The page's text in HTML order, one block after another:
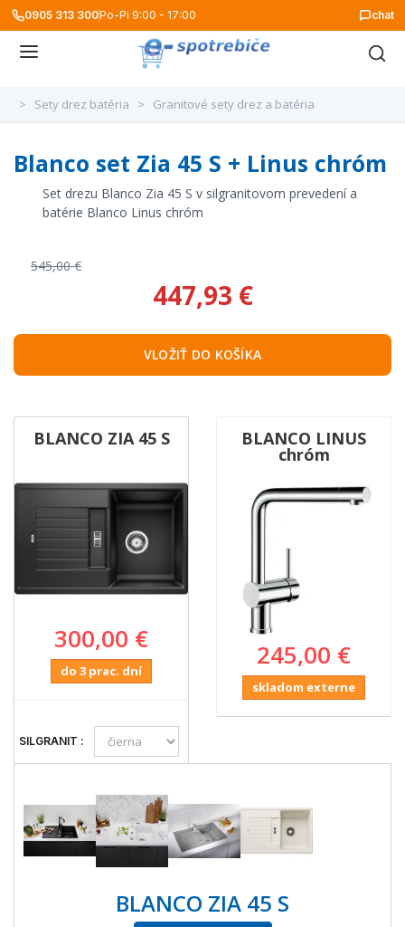
0905 313 300Po-Pi 9:00 - 17:00 chat
> Sety drez batéria > Granitové sety drez a batéria
Blanco set Zia 45 S + Linus chróm
Set drezu Blanco Zia 45 S v silgranitovom prevedení a
batérie Blanco Linus chróm
545,00 €
447,93 €
VLOŽIŤ DO KOŠÍKA
BLANCO ZIA 45 S
300,00 €
do 3 prac. dní
SILGRANIT :
BLANCO LINUS
chróm
245,00 €
skladom externe
BLANCO ZIA 45 S